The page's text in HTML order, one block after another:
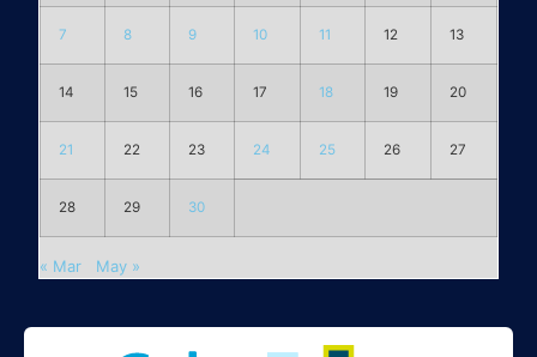
7 8 9 10 11 12 13
14 15 16 17 18 19 20
21 22 23 24 25 26 27
28 29 30
« Mar May »